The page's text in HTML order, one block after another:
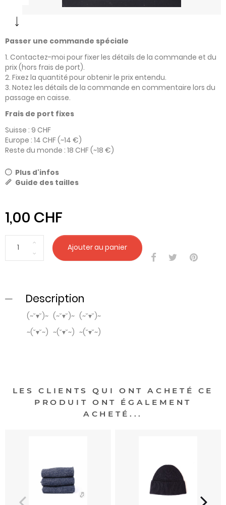
Passer une commande spéciale
1. Contactez-moi pour fixer les détails de la commande et du
prix (hors frais de port).
2. Fixez la quantité pour obtenir le prix entendu.
3. Notez les détails de la commande en commentaire lors du
passage en caisse.
Frais de port fixes
Suisse : 9 CHF
Europe : 14 CHF (~14 €)
Reste du monde : 18 CHF (~18 €)
Plus d'infos
Guide des tailles
1,00 CHF
Ajouter au panier
Description
(~˘▾˘)~ (~˘▾˘)~ (~˘▾˘)~
~(˘▾˘~) ~(˘▾˘~) ~(˘▾˘~)
LES CLIENTS QUI ONT ACHETÉ CE
PRODUIT ONT ÉGALEMENT
ACHETÉ...